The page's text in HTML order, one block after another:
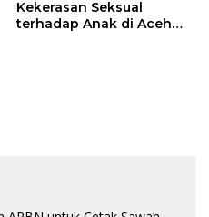
Kekerasan Seksual
terhadap Anak di Aceh